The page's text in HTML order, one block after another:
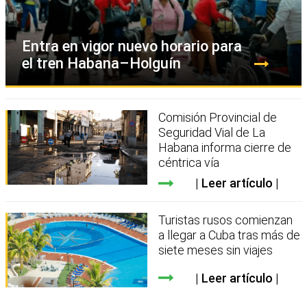
Entra en vigor nuevo horario para
el tren Habana–Holguín
Comisión Provincial de
Seguridad Vial de La
Habana informa cierre de
céntrica vía
Leer artículo
Turistas rusos comienzan
a llegar a Cuba tras más de
siete meses sin viajes
Leer artículo